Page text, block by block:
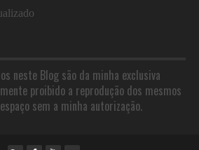
neste Blog são da minha exclusiva
proibido a reprodução dos mesmos
sem a minha autorização.